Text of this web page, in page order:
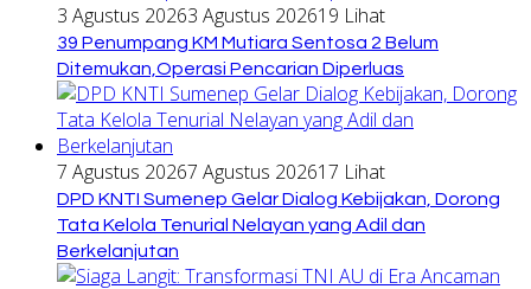
3 Agustus 20263 Agustus 202619 Lihat
39 Penumpang KM Mutiara Sentosa 2 Belum
Ditemukan,Operasi Pencarian Diperluas
7 Agustus 20267 Agustus 202617 Lihat
DPD KNTI Sumenep Gelar Dialog Kebijakan, Dorong
Tata Kelola Tenurial Nelayan yang Adil dan
Berkelanjutan